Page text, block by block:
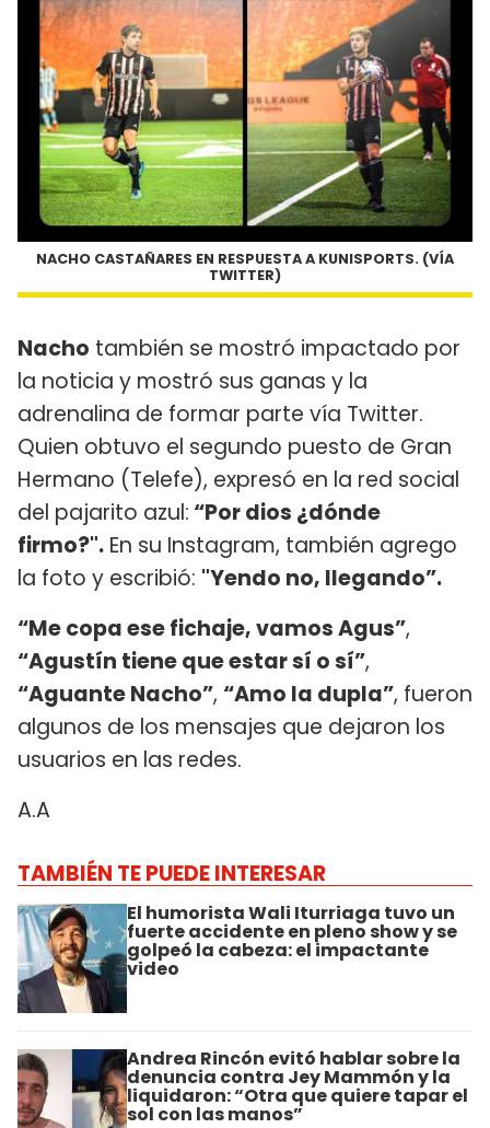
NACHO CASTAÑARES EN RESPUESTA A KUNISPORTS. (VÍA
TWITTER)
Nacho también se mostró impactado por
la noticia y mostró sus ganas y la
adrenalina de formar parte vía Twitter.
Quien obtuvo el segundo puesto de Gran
Hermano (Telefe), expresó en la red social
del pajarito azul: “Por dios ¿dónde
firmo?". En su Instagram, también agrego
la foto y escribió: "Yendo no, llegando”.
“Me copa ese fichaje, vamos Agus”,
“Agustín tiene que estar sí o sí”,
“Aguante Nacho”, “Amo la dupla”, fueron
algunos de los mensajes que dejaron los
usuarios en las redes.
A.A
TAMBIÉN TE PUEDE INTERESAR
El humorista Wali Iturriaga tuvo un
fuerte accidente en pleno show y se
golpeó la cabeza: el impactante
video
Andrea Rincón evitó hablar sobre la
denuncia contra Jey Mammón y la
liquidaron: “Otra que quiere tapar el
sol con las manos”